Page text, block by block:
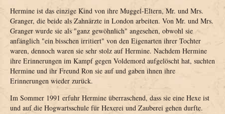
Hermine ist das einzige Kind von ihre Muggel-Eltern, Mr. und Mrs.
Granger, die beide als Zahnärzte in London arbeiten. Von Mr. und Mrs.
Granger wurde sie als "ganz gewöhnlich" angesehen, obwohl sie
anfänglich "ein bisschen irritiert" von den Eigenarten ihrer Tochter
waren, dennoch waren sie sehr stolz auf Hermine. Nachdem Hermine
ihre Erinnerungen im Kampf gegen Voldemord aufgelöscht hat, suchten
Hermine und ihr Freund Ron sie auf und gaben ihnen ihre
Erinnerungen wieder zurück.
Im Sommer 1991 erfuhr Hermine überraschend, dass sie eine Hexe ist
und auf die Hogwartsschule für Hexerei und Zauberei gehen durfte.